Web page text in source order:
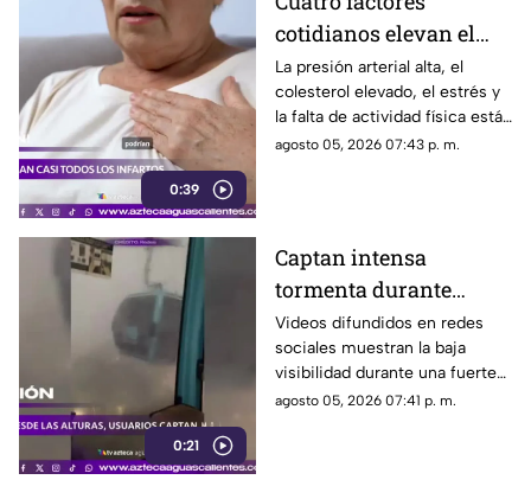
0:39
cotidianos elevan el
riesgo de infarto
La presión arterial alta, el
colesterol elevado, el estrés y
la falta de actividad física están
entre los principales factores
agosto 05, 2026 07:43 p. m.
0:21
Captan intensa
tormenta durante
recorrido del Cablebús
en CDMX
Videos difundidos en redes
sociales muestran la baja
visibilidad durante una fuerte
lluvia registrada en la Ciudad
agosto 05, 2026 07:41 p. m.